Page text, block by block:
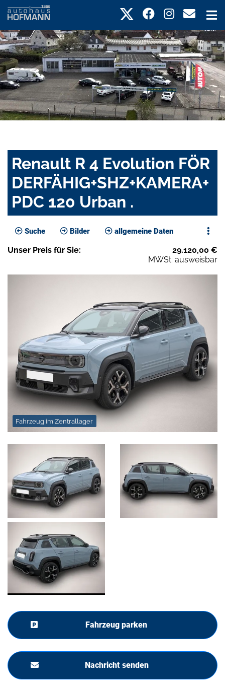
Renault R 4 Evolution FÖR
DERFÄHIG+SHZ+KAMERA+
PDC 120 Urban .
Suche Bilder allgemeine Daten
Unser Preis für Sie: 29.120,00 €
MWSt: ausweisbar
Fahrzeug im Zentrallager
Fahrzeug parken
Nachricht senden